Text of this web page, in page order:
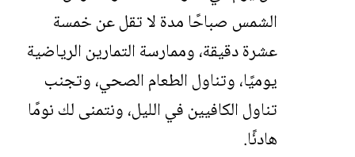
الشمس صباحًا مدة لا تقل عن خمسة
عشرة دقيقة، وممارسة التمارين الرياضية
يوميًا، وتناول الطعام الصحي، وتجنب
تناول الكافيين في الليل، ونتمنى لك نومًا
هادئًا.